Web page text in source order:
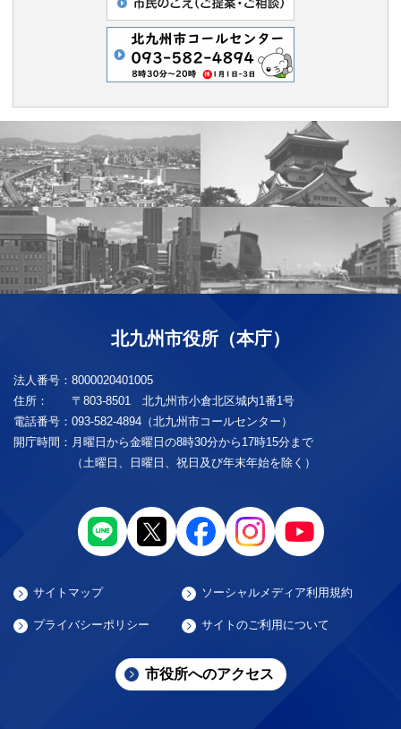
北九州市役所（本庁）
法人番号： 8000020401005
住所：
〒803-8501 北九州市小倉北区城内1番1号
電話番号： 093-582-4894（北九州市コールセンター）
開庁時間： 月曜日から金曜日の8時30分から17時15分まで
（土曜日、日曜日、祝日及び年末年始を除く）
サイトマップ ソーシャルメディア利用規約
プライバシーポリシー サイトのご利用について
市役所へのアクセス